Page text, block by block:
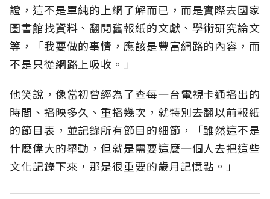
證，這不是單純的上網了解而已，而是實際去國家
圖書館找資料、翻閱舊報紙的文獻、學術研究論文
等，「我要做的事情，應該是豐富網路的內容，而
不是只從網路上吸收。」
他笑說，像當初曾經為了查每一台電視卡通播出的
時間、播映多久、重播幾次，就特別去翻以前報紙
的節目表，並記錄所有節目的細節，「雖然這不是
什麼偉大的舉動，但就是需要這麼一個人去把這些
文化記錄下來，那是很重要的歲月記憶點。」